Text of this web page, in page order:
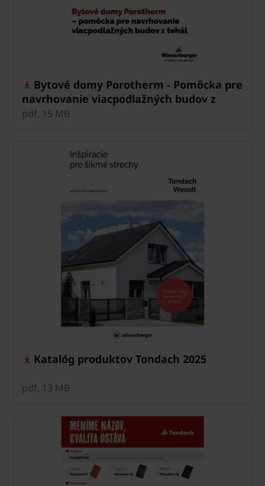
Bytové domy Porotherm - Pomôcka pre
navrhovanie viacpodlažných budov z
tehál
pdf, 15 MB
Katalóg produktov Tondach 2025
pdf, 13 MB